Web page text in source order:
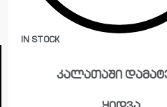
IN STOCK
კალათაში